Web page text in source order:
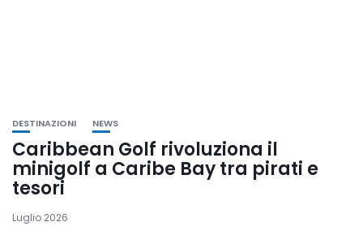
DESTINAZIONI NEWS
Caribbean Golf rivoluziona il
minigolf a Caribe Bay tra pirati e
tesori
Luglio 2026